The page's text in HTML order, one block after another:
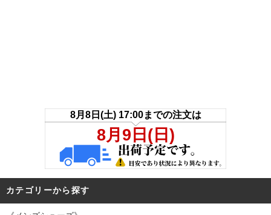
カテゴリーから探す